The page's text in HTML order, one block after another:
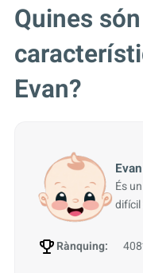
Quines
Evan?
Rànquing:
Evan
És
difícil